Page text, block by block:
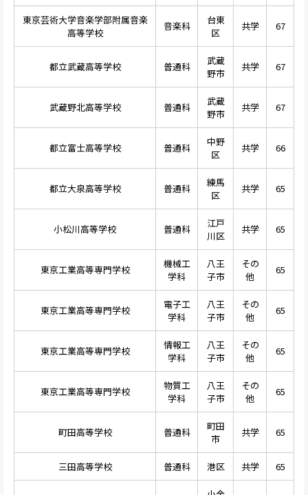
東京芸術大学音楽学部附属音楽
高等学校
音楽科
台東
区
共学 67
都立武蔵高等学校 普通科
武蔵
野市
共学 67
武蔵野北高等学校 普通科
武蔵
野市
共学 67
都立富士高等学校 普通科
中野
区
共学 66
都立大泉高等学校 普通科
練馬
区
共学 65
小松川高等学校 普通科
江戸
川区
共学 65
東京工業高等専門学校
機械工
学科
八王
子市
その
他
65
東京工業高等専門学校
電子工
学科
八王
子市
その
他
65
東京工業高等専門学校
情報工
学科
八王
子市
その
他
65
東京工業高等専門学校
物質工
学科
八王
子市
その
他
65
町田高等学校 普通科
町田
市
共学 65
三田高等学校 普通科 港区 共学 65